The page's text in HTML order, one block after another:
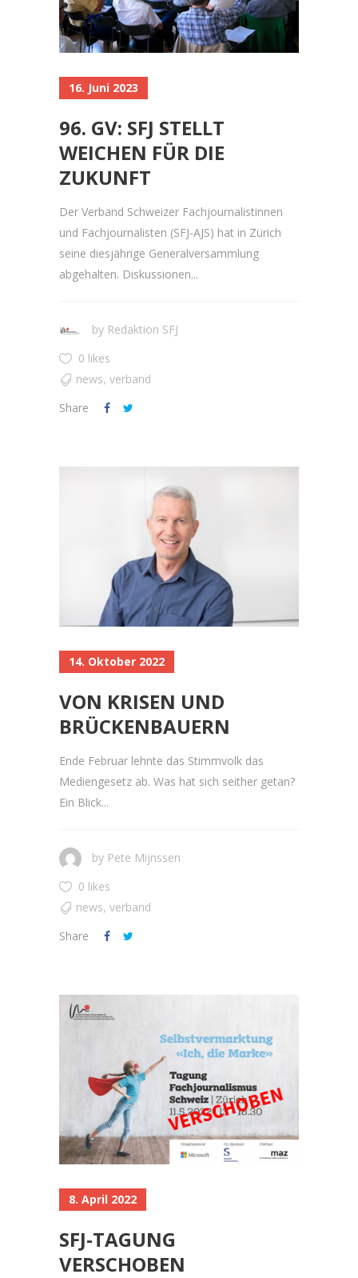
16. Juni 2023
96. GV: SFJ STELLT
WEICHEN FÜR DIE
ZUKUNFT
Der Verband Schweizer Fachjournalistinnen
und Fachjournalisten (SFJ-AJS) hat in Zürich
seine diesjährige Generalversammlung
abgehalten. Diskussionen...
by Redaktion SFJ
0 likes
news, verband
Share
14. Oktober 2022
VON KRISEN UND
BRÜCKENBAUERN
Ende Februar lehnte das Stimmvolk das
Mediengesetz ab. Was hat sich seither getan?
Ein Blick...
by Pete Mijnssen
0 likes
news, verband
Share
8. April 2022
SFJ-TAGUNG
VERSCHOBEN